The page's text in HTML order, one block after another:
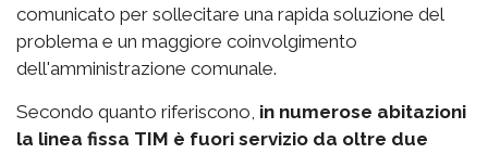
comunicato per sollecitare una rapida soluzione del
problema e un maggiore coinvolgimento
dell'amministrazione comunale.
Secondo quanto riferiscono, in numerose abitazioni
la linea fissa TIM è fuori servizio da oltre due